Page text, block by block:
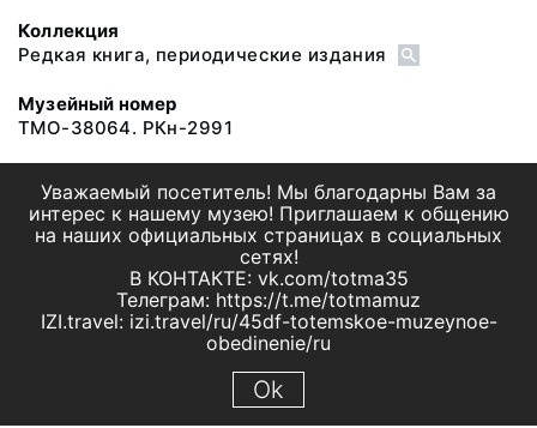
Коллекция
Редкая книга, периодические издания
Музейный номер
ТМО-38064. РКн-2991
Уважаемый посетитель! Мы благодарны Вам за
интерес к нашему музею! Приглашаем к общению
на наших официальных страницах в социальных
сетях!
В КОНТАКТЕ: vk.com/totma35
Телеграм: https://t.me/totmamuz
IZI.travel: izi.travel/ru/45df-totemskoe-muzeynoe-
obedinenie/ru
Ok